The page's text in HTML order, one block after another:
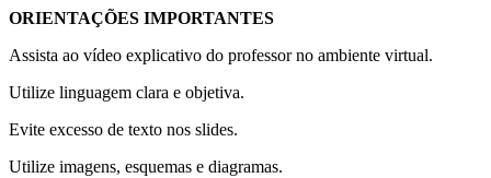
ORIENTAÇÕES IMPORTANTES
Assista ao vídeo explicativo do professor no ambiente virtual.
Utilize linguagem clara e objetiva.
Evite excesso de texto nos slides.
Utilize imagens, esquemas e diagramas.